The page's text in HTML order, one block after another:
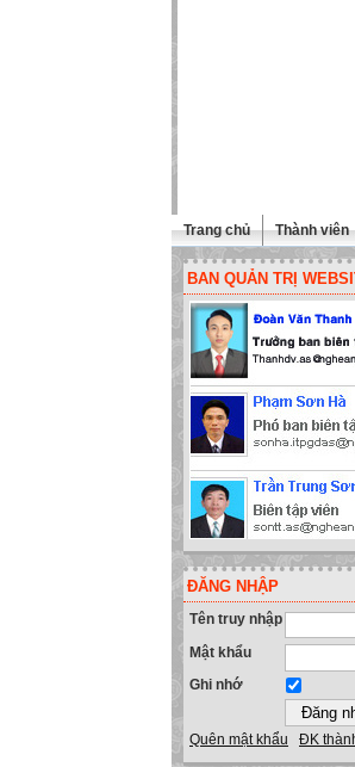
Trang chủ Thành viên
BAN QUẢN TRỊ
ĐĂNG NHẬP
Tên truy nhập
Mật khẩu
Ghi nhớ
Quên mật khẩu ĐK